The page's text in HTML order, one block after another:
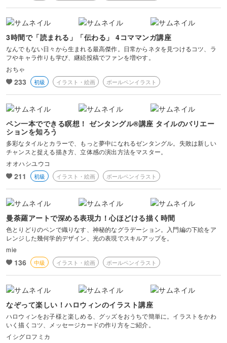
3時間で「読まれる」「伝わる」 4コママンガ講座
なんでもない日々から生まれる最高傑作。日常からネタを見つけるコツ、ラ
フやキャラ作りも学び、継続投稿でファンを増やす。
おちゃ
233 初級 イラスト・絵画 ボールペンイラスト
ペン一本でできる瞑想！ ゼンタングル®講座 タイルのバリエー
ションを知ろう
多彩なタイルとカラーで、もっと夢中になれるゼンタングル。失敗は新しい
チャンスと捉える描き方、立体感の演出方法をマスター。
オオハシユウコ
211 初級 イラスト・絵画 ボールペンイラスト
曼荼羅アートで深める表現力！心ほどける描く時間
色とりどりのペンで織りなす、神秘的なグラデーション。入門編の下絵をア
レンジした幾何学的デザイン、光の表現でスキルアップを。
mie
136 中級 イラスト・絵画 ボールペンイラスト
なぞって楽しい！ハロウィンのイラスト講座
ハロウィンをお子様と楽しめる、グッズをおうちで簡単に。イラストをかわ
いく描くコツ、メッセージカードの作り方をご紹介。
イシグロフミカ